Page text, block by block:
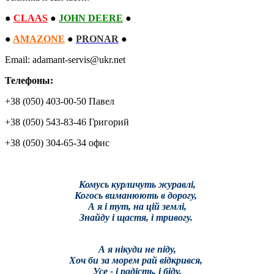
● CLAAS ● JOHN DEERE ●
● AMAZONE ● PRONAR ●
Email: adamant-servis@ukr.net
Телефоны:
+38 (050) 403-00-50 Павел
+38 (050) 543-83-46 Григорий
+38 (050) 304-65-34 офис
Комусь курличуть журавлі,
Когось виманюють в дорогу,
А я і тут, на цій землі,
Знайду і щастя, і тривогу.
А я нікуди не піду,
Хоч би за морем рай відкрився,
Усе - і радість, і біду,